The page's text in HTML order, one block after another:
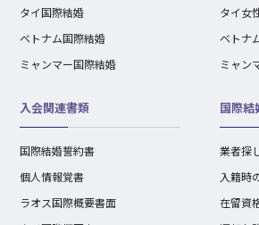
タイ国際結婚
ベトナム国際結婚
ミャンマー国際結婚
タイ女
ベトナ
ミャン
入会関連書類
国際結婚誓約書
個人情報覚書
ラオス国際概要書面
国際結
業者探
入籍時
在留資